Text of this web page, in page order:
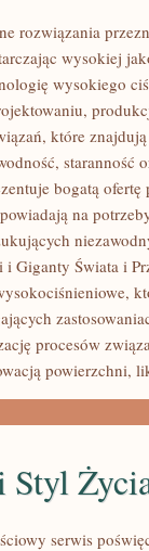
rozwiązania
wysokiej
wysokiego
które
staranność
bogatą ofertę
na
Giganty Świata i
procesów
powierzchni,
Styl
serwis